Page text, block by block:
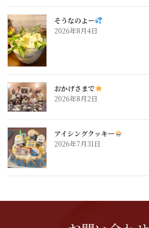
そうなのよー
2026年8月4日
おかげさまで
2026年8月2日
アイシングクッキー
2026年7月31日